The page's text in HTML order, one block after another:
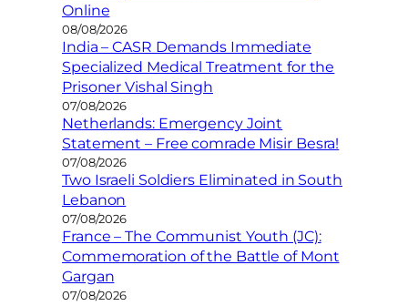
Online
08/08/2026
India – CASR Demands Immediate
Specialized Medical Treatment for the
Prisoner Vishal Singh
07/08/2026
Netherlands: Emergency Joint
Statement – Free comrade Misir Besra!
07/08/2026
Two Israeli Soldiers Eliminated in South
Lebanon
07/08/2026
France – The Communist Youth (JC):
Commemoration of the Battle of Mont
Gargan
07/08/2026